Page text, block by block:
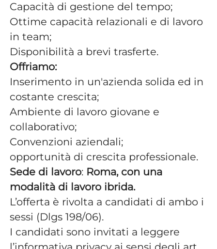
Capacità di gestione del tempo;
Ottime capacità relazionali e di lavoro
in team;
Disponibilità a brevi trasferte.
Offriamo:
Inserimento in un'azienda solida ed in
costante crescita;
Ambiente di lavoro giovane e
collaborativo;
Convenzioni aziendali;
opportunità di crescita professionale.
Sede di lavoro: Roma, con una
modalità di lavoro ibrida.
L’offerta è rivolta a candidati di ambo i
sessi (Dlgs 198/06).
I candidati sono invitati a leggere